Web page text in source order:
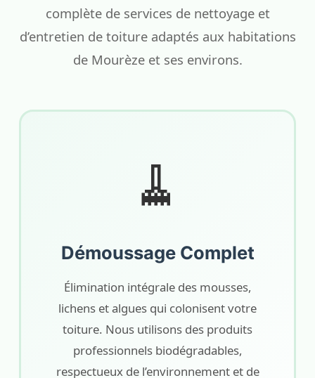
complète de services de nettoyage et
d’entretien de toiture adaptés aux habitations
de Mourèze et ses environs.
🧹
Démoussage Complet
Élimination intégrale des mousses,
lichens et algues qui colonisent votre
toiture. Nous utilisons des produits
professionnels biodégradables,
respectueux de l’environnement et de